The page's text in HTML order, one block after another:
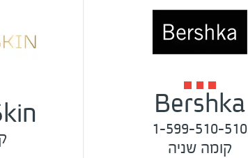
Bershka
1-599-510-510
קומה שניה